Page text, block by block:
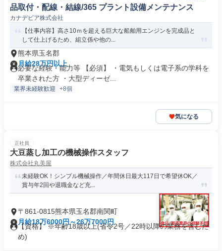
品取付・配線・結線/365 プラント設備メンテナンス
カナデビア株式会社
【仕事内容】高さ10ｍを超える巨大な船舶用エンジンを完成品と
して仕上げるため、組立係や他の...
熊本県玉名郡
月給28万円以上
必要な経験・能力等 【必須】 ・電気もしくは電子系の学科を
卒業された方 ・大型ディーゼ...
業界未経験歓迎 +8個
気になる
正社員
大豆蒸し加工の機械操作スタッフ
株式会社丸美屋
未経験OK！シンプル機械操作／年間休日最大117日で希望休OK／
賞与年2回や退職金など充...
〒861-0815熊本県玉名郡南関町
月給18万6000円～26万7000円
【資格】 ※年齢18歳以上(省令2号／22時以降の業務を含むた
め)